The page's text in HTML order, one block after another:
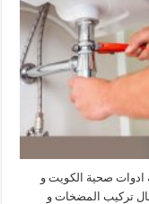
صحية الكويت و
تركيب المضخات و